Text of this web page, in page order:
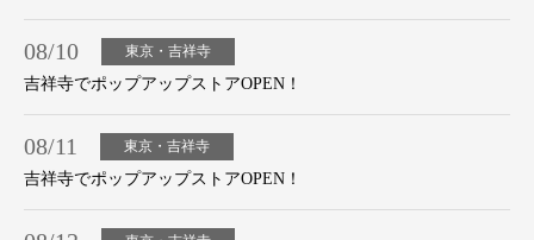
08/10 東京・吉祥寺
吉祥寺でポップアップストアOPEN！
08/11 東京・吉祥寺
吉祥寺でポップアップストアOPEN！